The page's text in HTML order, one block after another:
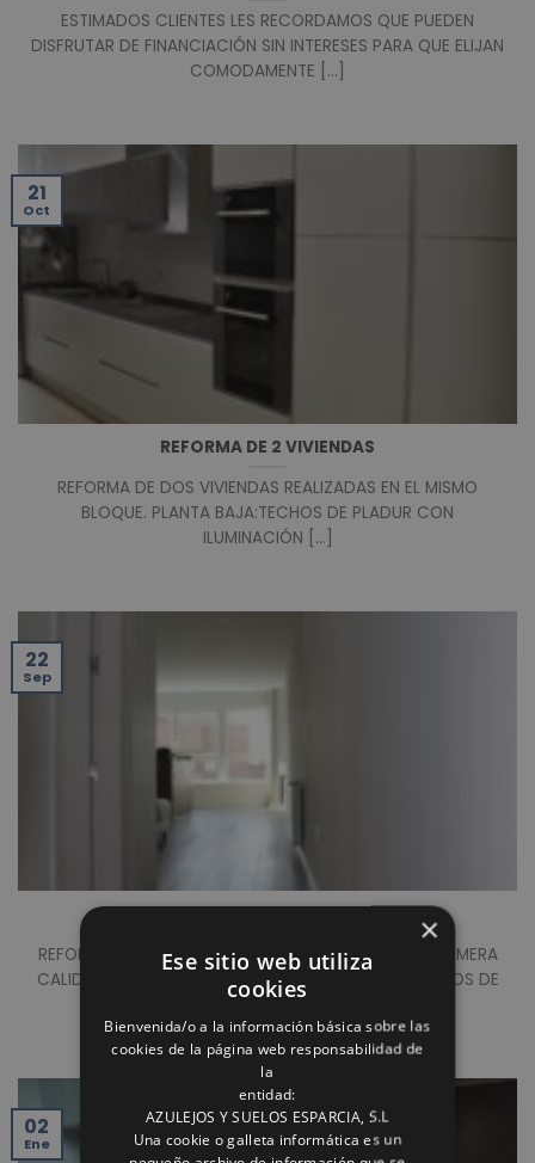
ESTIMADOS CLIENTES LES RECORDAMOS QUE PUEDEN
DISFRUTAR DE FINANCIACIÓN SIN INTERESES PARA QUE ELIJAN
COMODAMENTE [...]
REFORMA DE 2 VIVIENDAS
REFORMA DE DOS VIVIENDAS REALIZADAS EN EL MISMO
BLOQUE. PLANTA BAJA:TECHOS DE PLADUR CON
ILUMINACIÓN [...]
21
Oct
REFORMA
REFORMA REALIZADA EN ALBACETE. MATERIALES DE PRIMERA
CALIDAD, ENCIMERA DE COCINA PORCELANICA, TECHOS DE
22
Sep
02
Ene
×
Ese sitio web utiliza
cookies
Bienvenida/o a la información básica sobre las
cookies de la página web responsabilidad de
la
entidad:
AZULEJOS Y SUELOS ESPARCIA, S.L
Una cookie o galleta informática es un